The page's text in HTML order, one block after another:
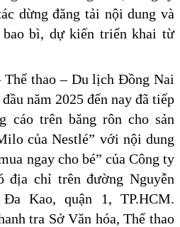
dừng đăng tải nội dung và
bì, dự kiến triển khai từ
thao – Du lịch Đồng Nai
năm 2025 đến nay đã tiếp
cáo trên băng rôn cho sản
của Nestlé” với nội dung
ngay cho bé” của Công ty
địa chỉ trên đường Nguyễn
Kao, quận 1, TP.HCM.
tra Sở Văn hóa, Thể thao